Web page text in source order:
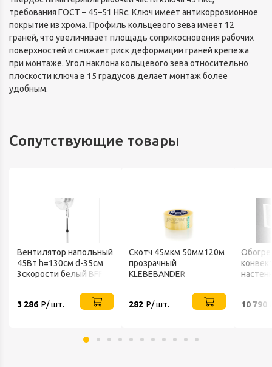
требования ГОСТ – 45–51 HRc. Ключ имеет антикоррозионное
покрытие из хрома. Профиль кольцевого зева имеет 12
граней, что увеличивает площадь соприкосновения рабочих
поверхностей и снижает риск деформации граней крепежа
при монтаже. Угол наклона кольцевого зева относительно
плоскости ключа в 15 градусов делает монтаж более
удобным.
Сопутствующие товары
Вентилятор напольный
45Вт h=130см d-35см
3скорости белый BFF-
3 286 Р/ шт.
Скотч 45мкм 50мм120м
прозрачный
KLEBEBANDER
282 Р/ шт.
10 790